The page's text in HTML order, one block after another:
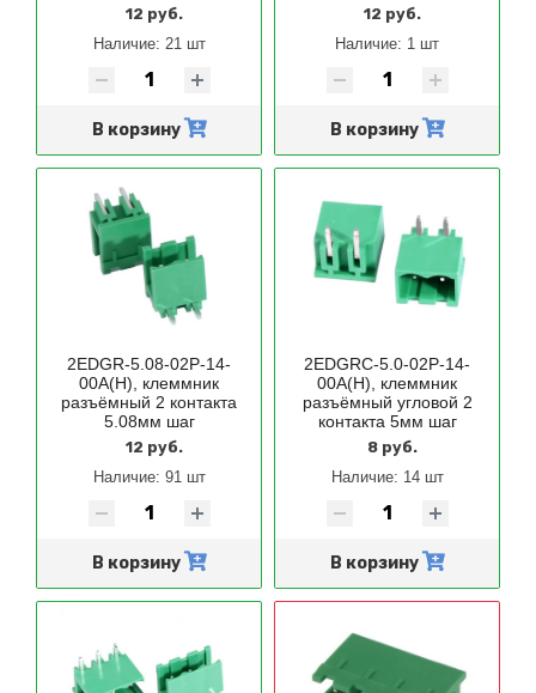
12 руб.
Наличие: 21 шт
В корзину
12 руб.
Наличие: 1 шт
В корзину
2EDGR-5.08-02P-14-
00A(H), клеммник
разъёмный 2 контакта
5.08мм шаг
12 руб.
Наличие: 91 шт
В корзину
2EDGRC-5.0-02P-14-
00A(H), клеммник
разъёмный угловой 2
контакта 5мм шаг
8 руб.
Наличие: 14 шт
В корзину